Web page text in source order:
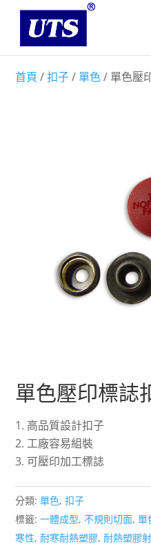
首頁 /扣子/ 單色/ 單色壓
單色壓印標誌
高品質設計扣子
工廠容易組裝
可壓印加工標誌
分類:單色,扣子
標籤:一體成型,不規則切面,單
寒性,耐寒耐熱塑膠,耐熱塑膠